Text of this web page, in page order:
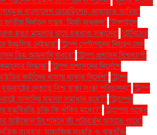
বাংলাদেশ চেয়েছিলেন: জামায়াত আমির"
নির্বাচন সম্ভব: মির্জা ফখরুল" "টাঙ্গাইলে
হত্যা মামলার রায়ে হতবাক সন্তানেরা"টেনিসের
উচ্ছ্বসিত নেইমার" "ট্রাম্প পেন্টাগনের নিয়ন্ত্রণ কেন
ডিম আমদানি করবে" "ট্রাম্প প্রশাসন বিশ্বব্যাপী
সিদ্ধান্ত" "ট্রাম্প প্রশাসনের নির্দেশে
কর্মীদের বাসায় থাকার নির্দেশ" "ট্রাম্প
নেতৃত্বে বিশ্ব স্বাস্থ্য সংস্থা পরিচালনা" "ট্রাম্প
আদানির সমস্যা সমাধান হবে?" "ট্রাম্পের
যুদ্ধবিরতি চুক্তি কি ঝুঁকির মধ্যে?" "ট্রাম্পের শুল্কের
আইফোন উৎপাদনে কী পরিবর্তন আসতে পারে"
ব্যবহার: সামাজিক সংহতি ও অন্তর্ভুক্তি